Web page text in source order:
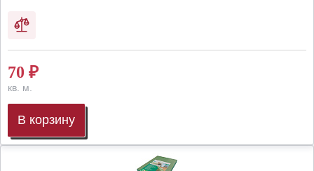
70 ₽
кв. м.
В корзину